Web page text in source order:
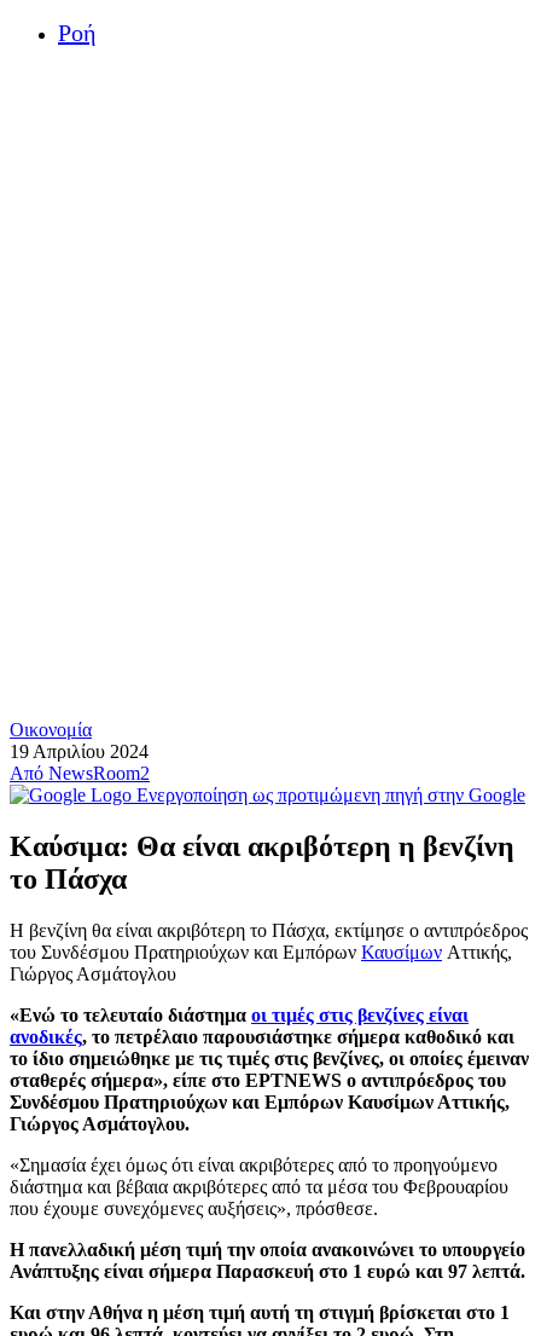
Ροή
Οικονομία
19 Απριλίου 2024
Από NewsRoom2
Ενεργοποίηση ως προτιμώμενη πηγή στην Google
Καύσιμα: Θα είναι ακριβότερη η βενζίνη
το Πάσχα
Η βενζίνη θα είναι ακριβότερη το Πάσχα, εκτίμησε o αντιπρόεδρος
του Συνδέσμου Πρατηριούχων και Εμπόρων Καυσίμων Αττικής,
Γιώργος Ασμάτογλου
«Ενώ το τελευταίο διάστημα οι τιμές στις βενζίνες είναι
ανοδικές, το πετρέλαιο παρουσιάστηκε σήμερα καθοδικό και
το ίδιο σημειώθηκε με τις τιμές στις βενζίνες, οι οποίες έμειναν
σταθερές σήμερα», είπε στο ΕΡΤNEWS o αντιπρόεδρος του
Συνδέσμου Πρατηριούχων και Εμπόρων Καυσίμων Αττικής,
Γιώργος Ασμάτογλου.
«Σημασία έχει όμως ότι είναι ακριβότερες από το προηγούμενο
διάστημα και βέβαια ακριβότερες από τα μέσα του Φεβρουαρίου
που έχουμε συνεχόμενες αυξήσεις», πρόσθεσε.
Η πανελλαδική μέση τιμή την οποία ανακοινώνει το υπουργείο
Ανάπτυξης είναι σήμερα Παρασκευή στο 1 ευρώ και 97 λεπτά.
Και στην Αθήνα η μέση τιμή αυτή τη στιγμή βρίσκεται στο 1